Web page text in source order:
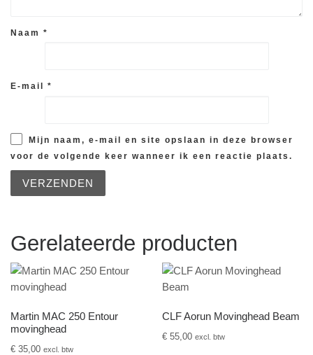
Naam *
E-mail *
Mijn naam, e-mail en site opslaan in deze browser
voor de volgende keer wanneer ik een reactie plaats.
Gerelateerde producten
Martin MAC 250 Entour
movinghead
€ 35,00 excl. btw
CLF Aorun Movinghead Beam
€ 55,00 excl. btw